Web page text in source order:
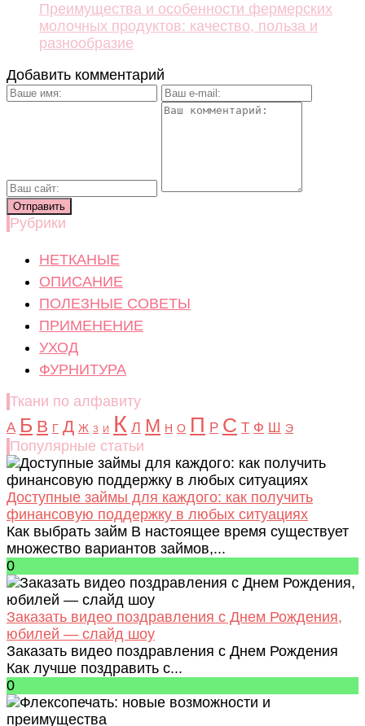
Преимущества и особенности фермерских
молочных продуктов: качество, польза и
разнообразие
Добавить комментарий
Рубрики
НЕТКАНЫЕ
ОПИСАНИЕ
ПОЛЕЗНЫЕ СОВЕТЫ
ПРИМЕНЕНИЕ
УХОД
ФУРНИТУРА
Ткани по алфавиту
А Б В Г Д Ж З И К Л М Н О П Р С Т Ф Ш Э
Популярные статьи
Доступные займы для каждого: как получить
финансовую поддержку в любых ситуациях
Как выбрать займ В настоящее время существует
множество вариантов займов,...
0
Заказать видео поздравления с Днем Рождения,
юбилей — слайд шоу
Заказать видео поздравления с Днем Рождения
Как лучше поздравить с...
0